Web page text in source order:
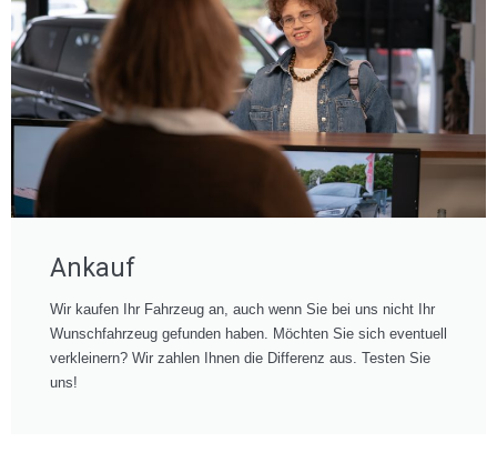
Ankauf
Wir kaufen Ihr Fahrzeug an, auch wenn Sie bei uns nicht Ihr
Wunschfahrzeug gefunden haben. Möchten Sie sich eventuell
verkleinern? Wir zahlen Ihnen die Differenz aus. Testen Sie
uns!